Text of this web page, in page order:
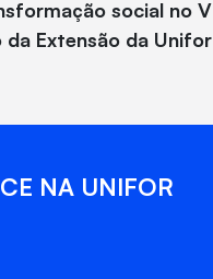
social no V
Extensão da Unifor
NA UNIFOR